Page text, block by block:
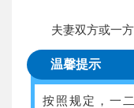
夫妻双方或一
温馨提示
按照规定，一